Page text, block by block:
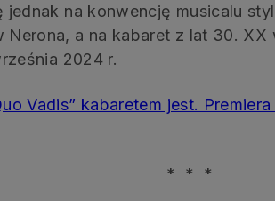
jednak na konwencję musicalu
Nerona, a na kabaret z lat 30. XX
2024 r.
Vadis” kabaretem jest.
* * *